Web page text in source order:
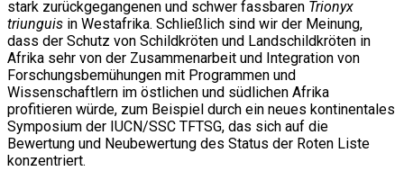
stark zurückgegangenen und schwer fassbaren Trionyx
triunguis in Westafrika. Schließlich sind wir der Meinung,
dass der Schutz von Schildkröten und Landschildkröten in
Afrika sehr von der Zusammenarbeit und Integration von
Forschungsbemühungen mit Programmen und
Wissenschaftlern im östlichen und südlichen Afrika
profitieren würde, zum Beispiel durch ein neues kontinentales
Symposium der IUCN/SSC TFTSG, das sich auf die
Bewertung und Neubewertung des Status der Roten Liste
konzentriert.